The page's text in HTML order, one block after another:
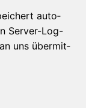
auto­
Ser­ver-Log-
uns über­mit­